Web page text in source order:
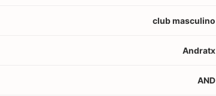
club masculino
Andratx
AND